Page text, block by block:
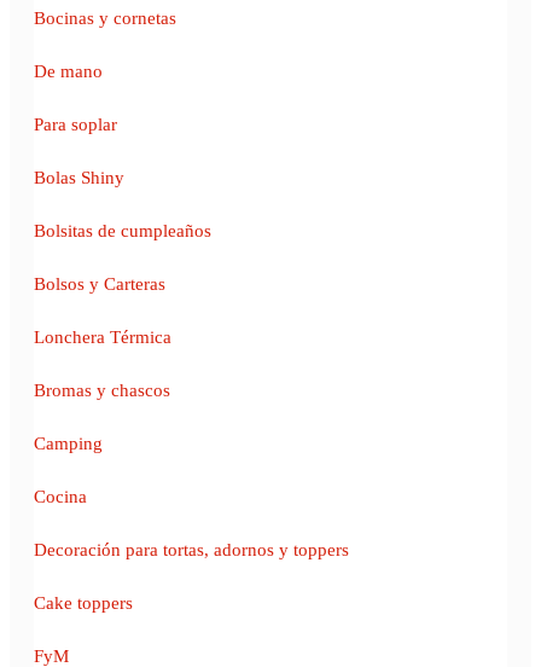
Bocinas y cornetas
De mano
Para soplar
Bolas Shiny
Bolsitas de cumpleaños
Bolsos y Carteras
Lonchera Térmica
Bromas y chascos
Camping
Cocina
Decoración para tortas, adornos y toppers
Cake toppers
FyM